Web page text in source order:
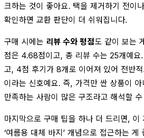
크하는 것이 좋아요. 택을 제거하기 전이
확인하면 교환 판단이 더 쉬워집니다.
구매 시에는 리뷰 수와 평점도 같이 보는
점은 4.68점이고, 총 리뷰 수는 25개예요
고, 4점 후기가 8개로 이어져 있어 전반
이라는 신호예요. 즉, 가격만 싼 상품이
만족하는 사람이 많은 구조라고 해석할
마지막으로 구매 팁을 하나 더 드리면, 이
‘여름용 대체 바지’ 개념으로 접근하는